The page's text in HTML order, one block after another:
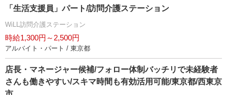
「生活支援員」パート/訪問介護ステーション
WiLL訪問介護ステーション
時給1,300円～2,500円
アルバイト・パート / 東京都
店長・マネージャー候補/フォロー体制バッチリで未経験者
さんも働きやすい/スキマ時間も有効活用可能/東京都/西東京